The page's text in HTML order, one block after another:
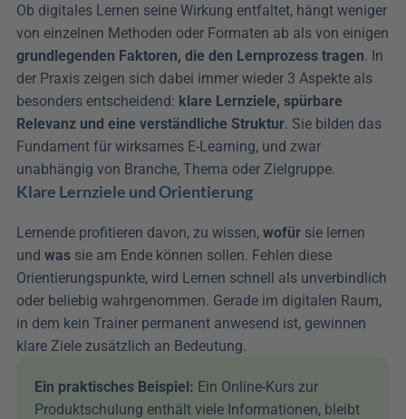
Ob digitales Lernen seine Wirkung entfaltet, hängt weniger
grundlegenden Faktoren, die den Lernprozess tragen. In
der Praxis zeigen sich dabei immer wieder 3 Aspekte als
besonders entscheidend: klare Lernziele, spürbare
Relevanz und eine verständliche Struktur. Sie bilden das
Fundament für wirksames E-Learning, und zwar
unabhängig von Branche, Thema oder Zielgruppe.
Klare Lernziele und Orientierung
Lernende profitieren davon, zu wissen, wofür sie lernen
und was sie am Ende können sollen. Fehlen diese
Orientierungspunkte, wird Lernen schnell als unverbindlich
oder beliebig wahrgenommen. Gerade im digitalen Raum,
in dem kein Trainer permanent anwesend ist, gewinnen
klare Ziele zusätzlich an Bedeutung.
Ein praktisches Beispiel: Ein Online-Kurs zur
Produktschulung enthält viele Informationen, bleibt